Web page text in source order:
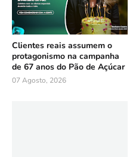
Clientes reais assumem o
protagonismo na campanha
de 67 anos do Pão de Açúcar
07 Agosto, 2026